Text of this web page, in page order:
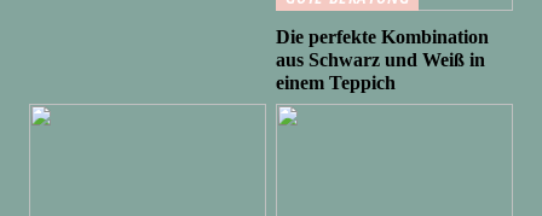
Die perfekte Kombination
aus Schwarz und Weiß in
einem Teppich